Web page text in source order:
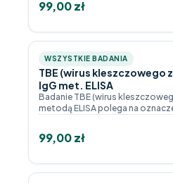
99,00zł
WSZYSTKIE BADANIA
TBE (wirus kleszczowego
IgG met. ELISA
Badanie TBE (wirus
metodą ELISA polega na
99,00zł